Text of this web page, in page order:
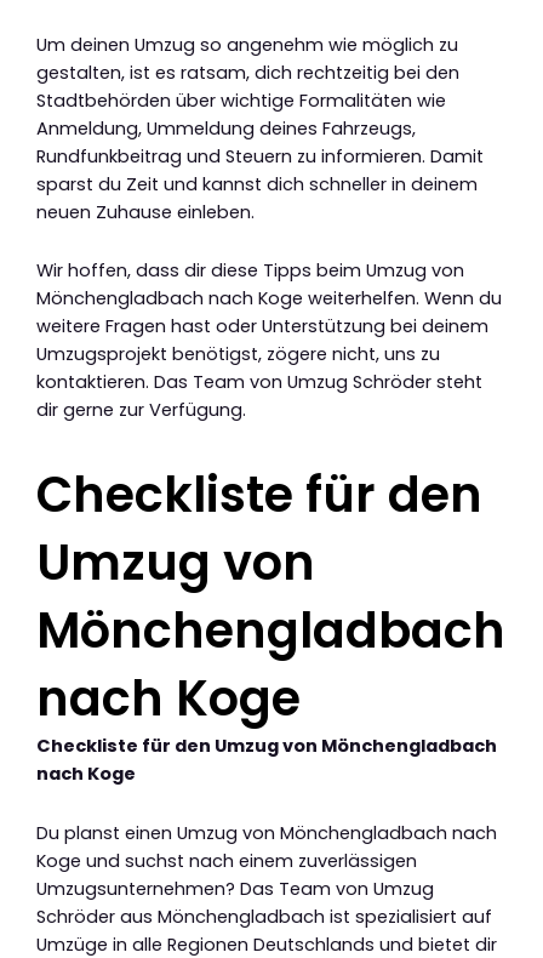
Um deinen Umzug so angenehm wie möglich zu
gestalten, ist es ratsam, dich rechtzeitig bei den
Stadtbehörden über wichtige Formalitäten wie
Anmeldung, Ummeldung deines Fahrzeugs,
Rundfunkbeitrag und Steuern zu informieren. Damit
sparst du Zeit und kannst dich schneller in deinem
neuen Zuhause einleben.
Wir hoffen, dass dir diese Tipps beim Umzug von
Mönchengladbach nach Koge weiterhelfen. Wenn du
weitere Fragen hast oder Unterstützung bei deinem
Umzugsprojekt benötigst, zögere nicht, uns zu
kontaktieren. Das Team von Umzug Schröder steht
dir gerne zur Verfügung.
Checkliste für den
Umzug von
Mönchengladbach
nach Koge
Checkliste für den Umzug von Mönchengladbach
nach Koge
Du planst einen Umzug von Mönchengladbach nach
Koge und suchst nach einem zuverlässigen
Umzugsunternehmen? Das Team von Umzug
Schröder aus Mönchengladbach ist spezialisiert auf
Umzüge in alle Regionen Deutschlands und bietet dir